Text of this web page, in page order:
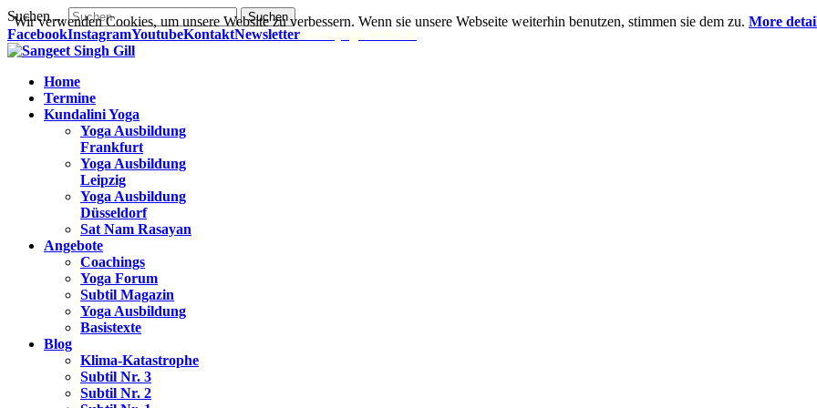
Suchen ... Suchen
FacebookInstagramYoutubeKontaktNewsletterwww.yoga-infos.de
Home
Termine
Kundalini Yoga
Yoga Ausbildung
Frankfurt
Yoga Ausbildung
Leipzig
Yoga Ausbildung
Düsseldorf
Sat Nam Rasayan
Angebote
Coachings
Yoga Forum
Subtil Magazin
Yoga Ausbildung
Basistexte
Blog
Klima-Katastrophe
Subtil Nr. 3
Subtil Nr. 2
Wir verwenden Cookies, um unsere Website zu verbessern. Wenn sie unsere Webseite weiterhin benutzen, stimmen sie dem zu. More